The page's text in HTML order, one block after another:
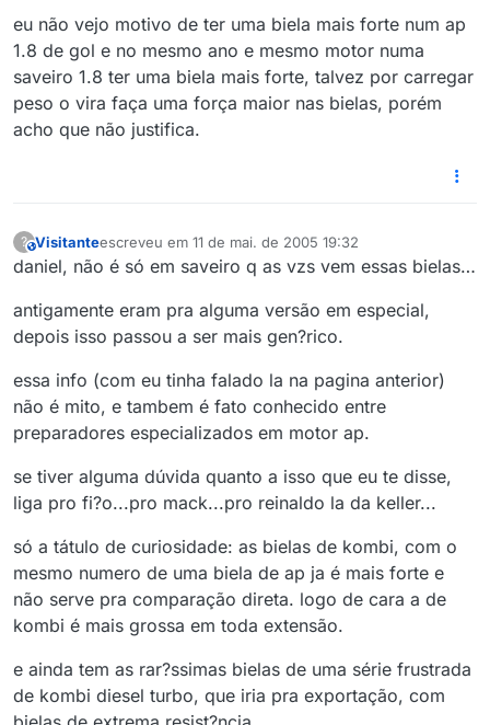
eu não vejo motivo de ter uma biela mais forte num ap
1.8 de gol e no mesmo ano e mesmo motor numa
saveiro 1.8 ter uma biela mais forte, talvez por carregar
peso o vira faça uma força maior nas bielas, porém
acho que não justifica.
?This user is from outside of this forum
Visitanteescreveu em 11 de mai. de 2005 19:32
última edição por
daniel, não é só em saveiro q as vzs vem essas bielas…
antigamente eram pra alguma versão em especial,
depois isso passou a ser mais gen?rico.
essa info (com eu tinha falado la na pagina anterior)
não é mito, e tambem é fato conhecido entre
preparadores especializados em motor ap.
se tiver alguma dúvida quanto a isso que eu te disse,
liga pro fi?o...pro mack...pro reinaldo la da keller...
só a tátulo de curiosidade: as bielas de kombi, com o
mesmo numero de uma biela de ap ja é mais forte e
não serve pra comparação direta. logo de cara a de
kombi é mais grossa em toda extensão.
e ainda tem as rar?ssimas bielas de uma série frustrada
de kombi diesel turbo, que iria pra exportação, com